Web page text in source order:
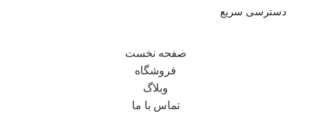
دسترسی سریع
صفحه نخست
فروشگاه
وبلاگ
تماس با ما